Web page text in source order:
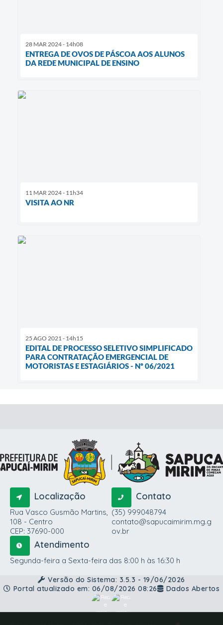
28 MAR 2024 - 14h08
ENTREGA DE OVOS DE PÁSCOA AOS ALUNOS
DA REDE MUNICIPAL DE ENSINO
11 MAR 2024 - 11h34
VISITA AO NR
25 AGO 2021 - 14h15
EDITAL DE PROCESSO SELETIVO SIMPLIFICADO
PARA CONTRATAÇÃO EMERGENCIAL DE
MOTORISTAS E ESTAGIÁRIOS - Nº 06/2021
Localização
Rua Vasco Gusmão Martins,
108 - Centro
CEP: 37690-000
Contato
(35) 999048794
contato@sapucaimirim.mg.g
ov.br
Atendimento
Segunda-feira a Sexta-feira das 8:00 h às 16:30 h
Versão do Sistema: 3.5.3 - 19/06/2026
Portal atualizado em: 06/08/2026 08:26 Dados Abertos